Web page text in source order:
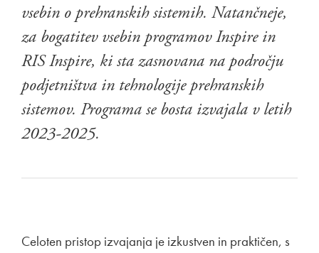
vsebin o prehranskih sistemih. Natančneje,
za bogatitev vsebin programov Inspire in
RIS Inspire, ki sta zasnovana na področju
podjetništva in tehnologije prehranskih
sistemov. Programa se bosta izvajala v letih
2023-2025.
Celoten pristop izvajanja je izkustven in praktičen, s